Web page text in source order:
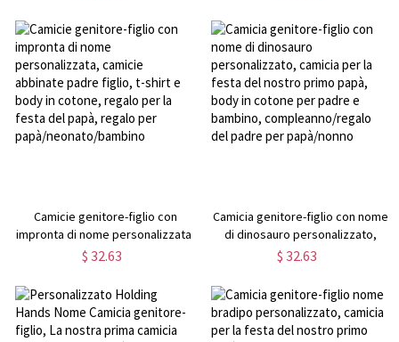
festa del papà, la nostra prima
camicia per la festa del papà per
per padre e bambino in cotone,
regalo per la festa del papà per
Camicie genitore-figlio con
impronta di nome personalizzata,
camicie abbinate padre figlio, t-
la festa del papà, regalo per
papà/neonato/bambino
$ 32.63
Camicia genitore-figlio con nome
di dinosauro personalizzato,
camicia per la festa del nostro
padre e bambino,
compleanno/regalo del padre
per papà/nonno
$ 32.63